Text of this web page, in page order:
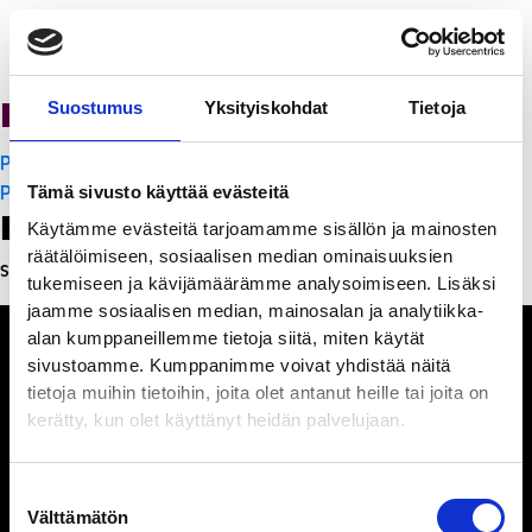
Suostumus Yksityiskohdat Tietoja
Tämä sivusto käyttää evästeitä
Käytämme evästeitä tarjoamamme sisällön ja mainosten
räätälöimiseen, sosiaalisen median ominaisuuksien
tukemiseen ja kävijämäärämme analysoimiseen. Lisäksi
jaamme sosiaalisen median, mainosalan ja analytiikka-
alan kumppaneillemme tietoja siitä, miten käytät
sivustoamme. Kumppanimme voivat yhdistää näitä
tietoja muihin tietoihin, joita olet antanut heille tai joita on
kerätty, kun olet käyttänyt heidän palvelujaan.
valinta
Välttämätön
PanchoVilla
Artikkelien
selaus
PanchoVilla
PanchoVilla
Leave a Reply
Sinun täytyy kirjautua sisään